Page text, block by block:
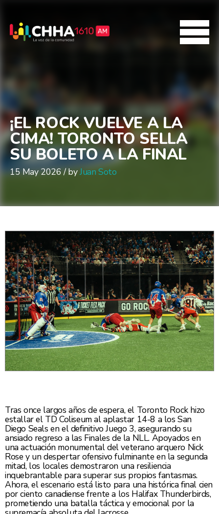
¡EL ROCK VUELVE A LA
CIMA! TORONTO SELLA
SU BOLETO A LA FINAL
15 May 2026 / byJuan Soto
Tras once largos años de espera, el Toronto Rock hizo
estallar el TD Coliseum al aplastar 14-8 a los San
Diego Seals en el definitivo Juego 3, asegurando su
ansiado regreso a las Finales de la NLL. Apoyados en
una actuación monumental del veterano arquero Nick
Rose y un despertar ofensivo fulminante en la segunda
mitad, los locales demostraron una resiliencia
inquebrantable para superar sus propios fantasmas.
Ahora, el escenario está listo para una histórica final cien
por ciento canadiense frente a los Halifax Thunderbirds,
prometiendo una batalla táctica y emocional por la